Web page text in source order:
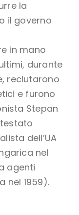
la
il governo
in mano
durante
reclutarono
e furono
Stepan
dell’UA
nel
agenti
nel 1959).